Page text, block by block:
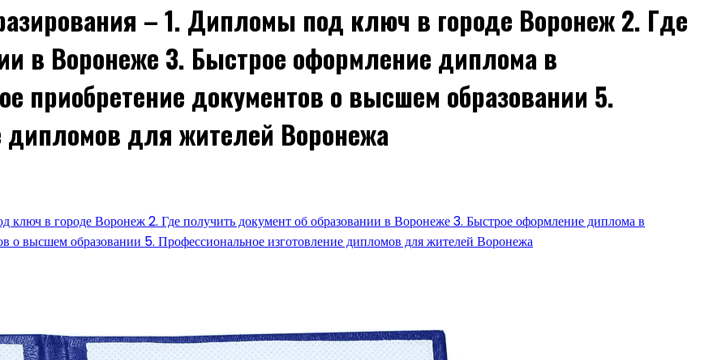
– 1. Дипломы под ключ в городе Воронеж 2. Где
в Воронеже 3. Быстрое оформление диплома в
приобретение документов о высшем образовании 5.
дипломов для жителей Воронежа
ключ в городе Воронеж 2. Где получить документ об образовании в Воронеже 3. Быстрое оформление диплома в
о высшем образовании 5. Профессиональное изготовление дипломов для жителей Воронежа